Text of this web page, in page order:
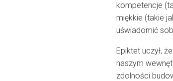
kompetencje
miękkie (takie
uświadomić
Epiktet uczył,
naszym
zdolności